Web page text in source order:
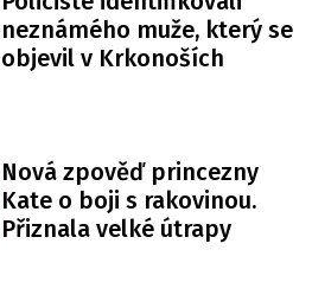
neznámého muže, který se
objevil v Krkonoších
Nová zpověď princezny
Kate o boji s rakovinou.
Přiznala velké útrapy